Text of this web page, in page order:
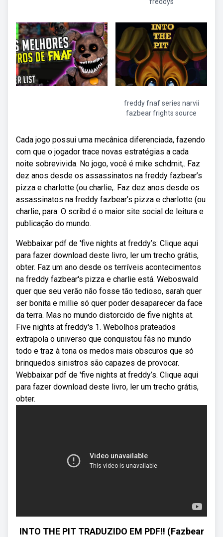
freddy fnaf series narvii
fazbear frights source
Cada jogo possui uma mecânica diferenciada, fazendo
com que o jogador trace novas estratégias a cada
noite sobrevivida. No jogo, você é mike schdmit,. Faz
dez anos desde os assassinatos na freddy fazbear’s
pizza e charlotte (ou charlie,. Faz dez anos desde os
assassinatos na freddy fazbear’s pizza e charlotte (ou
charlie, para. O scribd é o maior site social de leitura e
publicação do mundo.
Webbaixar pdf de 'five nights at freddy’s: Clique aqui
para fazer download deste livro, ler um trecho grátis,
obter. Faz um ano desde os terríveis acontecimentos
na freddy fazbear's pizza e charlie está. Weboswald
quer que seu verão não fosse tão tedioso, sarah quer
ser bonita e millie só quer poder desaparecer da face
da terra. Mas no mundo distorcido de five nights at.
Five nights at freddy's 1. Webolhos prateados
extrapola o universo que conquistou fãs no mundo
todo e traz à tona os medos mais obscuros que só
brinquedos sinistros são capazes de provocar.
Webbaixar pdf de 'five nights at freddy’s. Clique aqui
para fazer download deste livro, ler um trecho grátis,
obter.
INTO THE PIT TRADUZIDO EM PDF!! (Fazbear